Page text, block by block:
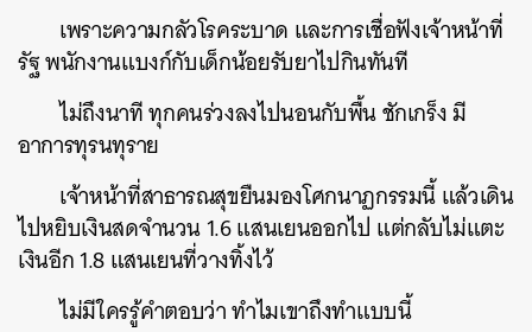
เพราะความกลัวโรคระบาด และการเชื่อฟังเจ้าหน้าที่
รัฐ พนักงานแบงก์กับเด็กน้อยรับยาไปกินทันที
ไม่ถึงนาที ทุกคนร่วงลงไปนอนกับพื้น ชักเกร็ง มี
อาการทุรนทุราย
เจ้าหน้าที่สาธารณสุขยืนมองโศกนาฏกรรมนี้ แล้วเดิน
ไปหยิบเงินสดจำนวน 1.6 แสนเยนออกไป แต่กลับไม่แตะ
เงินอีก 1.8 แสนเยนที่วางทิ้งไว้
ไม่มีใครรู้คำตอบว่า ทำไมเขาถึงทำแบบนี้